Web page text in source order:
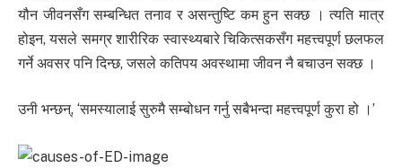
यौन जीवनसँग सम्बन्धित तनाव र असन्तुष्टि कम हुन सक्छ । त्यति मात्र
होइन, यसले समग्र शारीरिक स्वास्थ्यबारे चिकित्सकसँग महत्त्वपूर्ण छलफल
गर्ने अवसर पनि दिन्छ, जसले कतिपय अवस्थामा जीवन नै बचाउन सक्छ ।
उनी भन्छन्, ‘समस्यालाई सुरुमै सम्बोधन गर्नु सबैभन्दा महत्त्वपूर्ण कुरा हो ।’